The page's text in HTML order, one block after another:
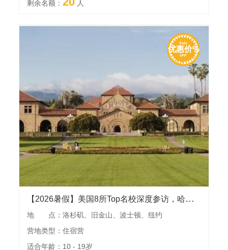
剩余名额： 人
优惠价%
【2026暑假】美国8所Top名校深度参访，哈佛大学、耶鲁大学、斯坦福大学、麻省理工学院、哥伦比亚大学、南加州大学和UCLA
地 点：洛杉矶、旧金山、波士顿、纽约
营地类型：住宿营
适合年龄：10 - 19岁